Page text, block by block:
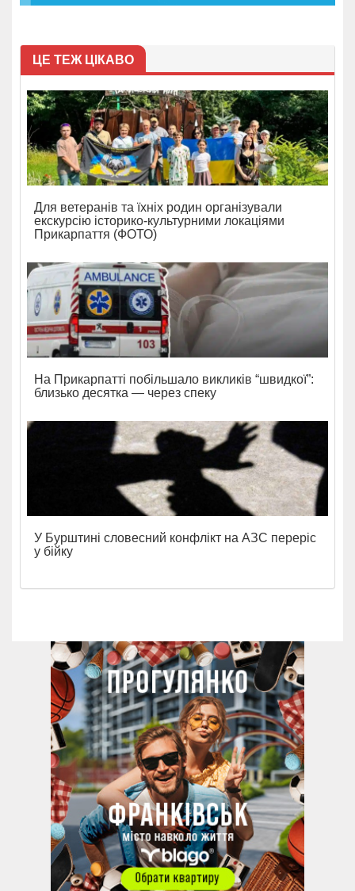
ЦЕ ТЕЖ ЦІКАВО
Для ветеранів та їхніх родин організували
екскурсію історико-культурними локаціями
Прикарпаття (ФОТО)
На Прикарпатті побільшало викликів “швидкої”:
близько десятка — через спеку
У Бурштині словесний конфлікт на АЗС переріс
у бійку